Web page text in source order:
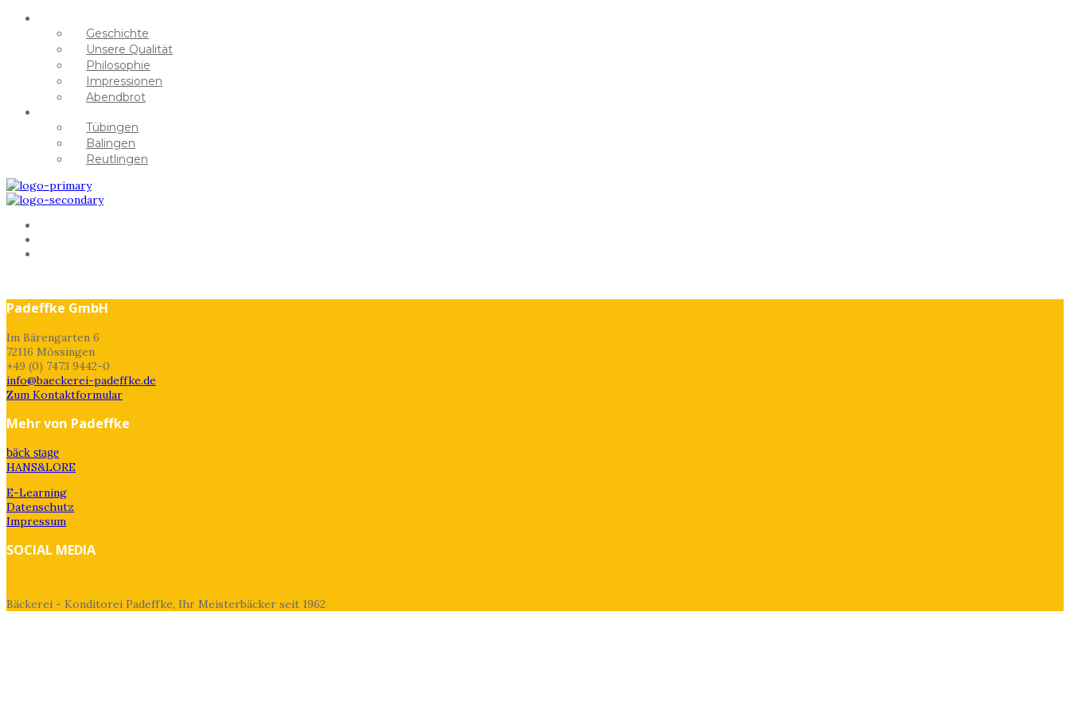
Geschichte
Unsere Qualität
Philosophie
Impressionen
Abendbrot
Tübingen
Balingen
Reutlingen
Padeffke GmbH
Im Bärengarten 6
72116 Mössingen
+49 (0) 7473 9442-0
info@baeckerei-padeffke.de
Zum Kontaktformular
Mehr von Padeffke
bäck stage
HANS&LORE
E-Learning
Datenschutz
Impressum
SOCIAL MEDIA
Bäckerei - Konditorei Padeffke, Ihr Meisterbäcker seit 1962